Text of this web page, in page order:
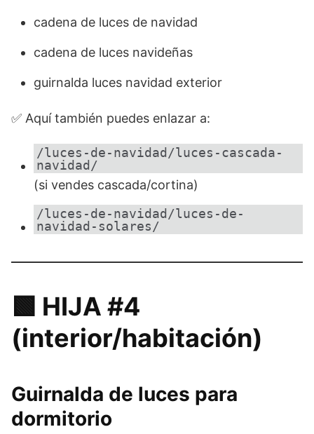
cadena de luces de navidad
cadena de luces navideñas
guirnalda luces navidad exterior
✅ Aquí también puedes enlazar a:
/luces-de-navidad/luces-cascada-
navidad/
(si vendes cascada/cortina)
/luces-de-navidad/luces-de-
navidad-solares/
🟩 HIJA #4
(interior/habitación)
Guirnalda de luces para
dormitorio